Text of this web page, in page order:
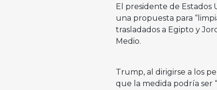
El presidente de Estados
una propuesta para
trasladados a Egipto y
Medio.
Trump, al dirigirse a los
que la medida podría ser